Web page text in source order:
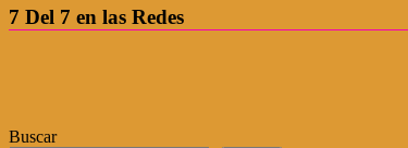
7 Del 7 en las Redes
Buscar